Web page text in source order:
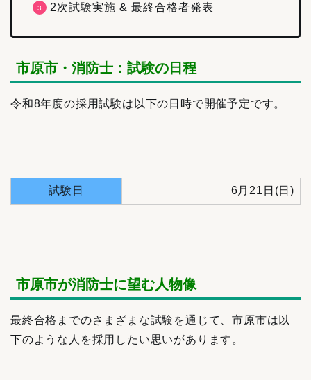
2次試験実施 & 最終合格者発表
市原市・消防士：試験の日程
令和8年度の採用試験は以下の日時で開催予定です。
試験日 6月21日(日)
市原市が消防士に望む人物像
最終合格までのさまざまな試験を通じて、市原市は以
下のような人を採用したい思いがあります。